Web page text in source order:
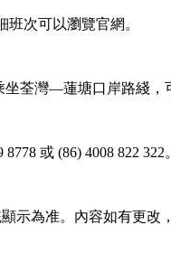
次可以瀏覽官網。
坐荃灣—蓮塘口岸路綫，
或 (86) 4008 822 322。
示為准。內容如有更改